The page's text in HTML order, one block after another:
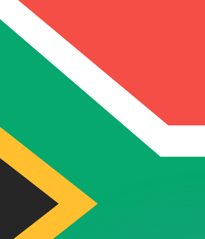
竞争对手更优惠的汇率。
。仅仅供参考。您仅款仅不会仅得此仅率。